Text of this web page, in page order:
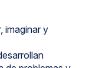
imaginar y